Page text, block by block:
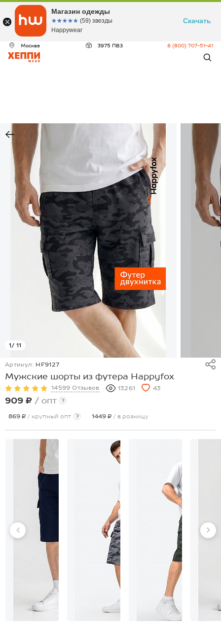
Москва 3975 ПВЗ 8 (800) 707-51-41
1/ 11
Артикул: HF9127
Мужские шорты из футера Happyfox
14599 Отзывов 13261 43
909 ₽ / опт ?
869 ₽ / крупный опт ? 1449 ₽ / в розницу
Магазин одежды
☆☆☆☆☆
★★★★★ (59) звезды
Happywear
Скачать